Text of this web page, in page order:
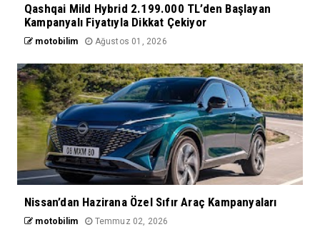
Qashqai Mild Hybrid 2.199.000 TL’den Başlayan
Kampanyalı Fiyatıyla Dikkat Çekiyor
motobilim Ağustos 01, 2026
Nissan’dan Hazirana Özel Sıfır Araç Kampanyaları
motobilim Temmuz 02, 2026